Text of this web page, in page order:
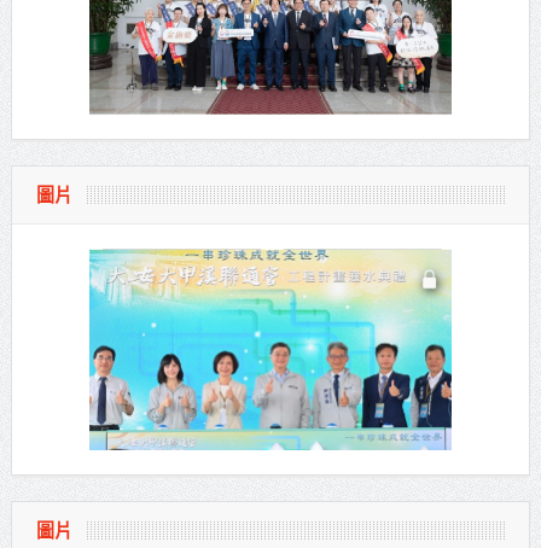
圖片
圖片